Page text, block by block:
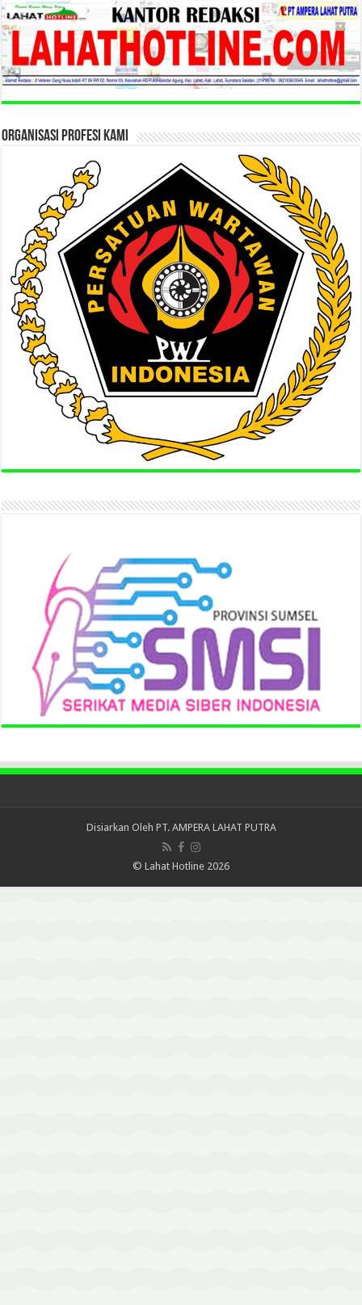
ORGANISASI PROFESI KAMI
Disiarkan Oleh PT. AMPERA LAHAT PUTRA
© Lahat Hotline 2026